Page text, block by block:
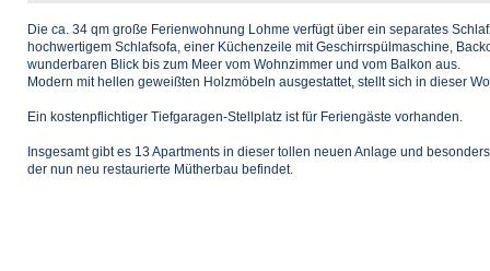
Die ca. 34 qm große Ferienwohnung Lohme verfügt über ein separates
hochwertigem Schlafsofa, einer Küchenzeile mit Geschirrspülmaschine,
wunderbaren Blick bis zum Meer vom Wohnzimmer und vom Balkon aus.
Modern mit hellen geweißten Holzmöbeln ausgestattet, stellt sich in dieser
Ein kostenpflichtiger Tiefgaragen-Stellplatz ist für Feriengäste vorhanden.
Insgesamt gibt es 13 Apartments in dieser tollen neuen Anlage und
der nun neu restaurierte Mütherbau befindet.